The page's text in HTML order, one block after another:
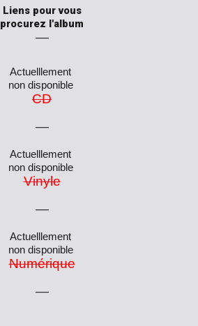
Liens pour vous
procurez l'album
―
Actuelllement
non disponible
CD
―
Actuelllement
non disponible
Vinyle
―
Actuelllement
non disponible
Numérique
―